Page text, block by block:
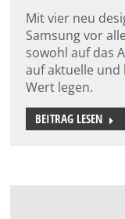
Mit vier neu
Samsung vor
sowohl auf das
auf aktuelle
Wert legen.
BEITRAG LESEN